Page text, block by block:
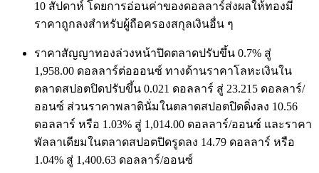
10 สัปดาห์ โดยการอ่อนค่าของดอลลาร์ส่งผลให้ทองมี
ราคาถูกลงสำหรับผู้ถือครองสกุลเงินอื่น ๆ
ราคาสัญญาทองล่วงหน้าปิดตลาดปรับขึ้น 0.7% สู่
1,958.00 ดอลลาร์ต่อออนซ์ ทางด้านราคาโลหะเงินใน
ตลาดสปอตปิดปรับขึ้น 0.021 ดอลลาร์ สู่ 23.215 ดอลลาร์/
ออนซ์ ส่วนราคาพลาตินั่มในตลาดสปอตปิดดิ่งลง 10.56
ดอลลาร์ หรือ 1.03% สู่ 1,014.00 ดอลลาร์/ออนซ์ และราคา
พัลลาเดียมในตลาดสปอตปิดรูดลง 14.79 ดอลลาร์ หรือ
1.04% สู่ 1,400.63 ดอลลาร์/ออนซ์